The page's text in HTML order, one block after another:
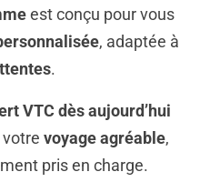
est conçu pour vous
, adaptée à
.
VTC dès aujourd’hui
voyage agréable,
pris en charge.